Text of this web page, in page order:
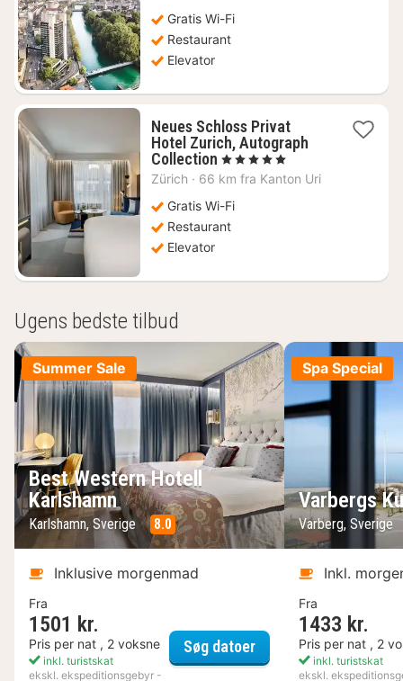
Gratis Wi-Fi
Restaurant
Elevator
Neues Schloss Privat
Hotel Zurich, Autograph
Collection 1
nat
3140
kr.
, 5 Stjerner
Zürich · 66 km fra Kanton Uri
Gratis Wi-Fi
Restaurant
Elevator
Ugens bedste tilbud
Summer Sale
Best Western Hotell
Karlshamn
Karlshamn, Sverige 8.0
Inklusive morgenmad
Fra
1501 kr.
Pris per nat , 2 voksne
inkl. turistskat
ekskl. ekspeditionsgebyr -
Søg datoerBest Western Hotell
Spa Special
Varbergs
Varberg, Sverige
Inkl.
Fra
1433 kr.
Pris per nat , 2
inkl. turistskat
ekskl.